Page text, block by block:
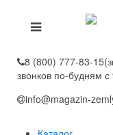
8 (800) 777-83-15
звонков по-будням
info@magazin-